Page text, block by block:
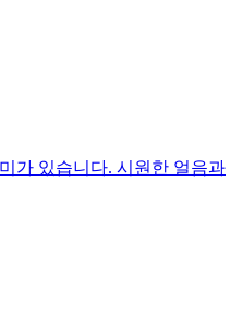
가 있습니다. 시원한 얼음과